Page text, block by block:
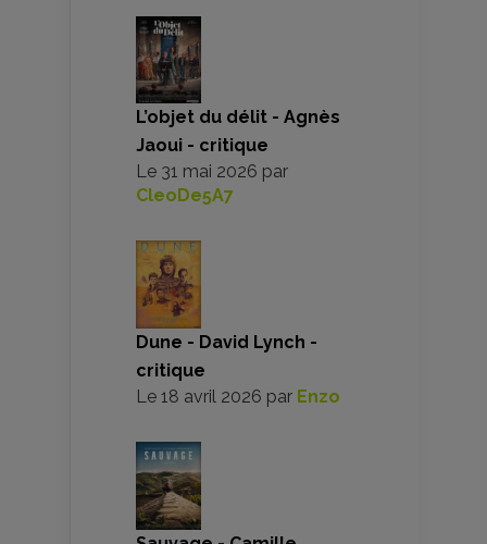
L’objet du délit - Agnès
Jaoui - critique
Le 31 mai 2026 par
CleoDe5A7
Dune - David Lynch -
critique
Le 18 avril 2026 par Enzo